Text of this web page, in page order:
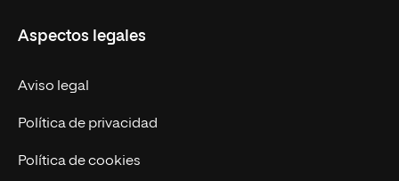
Trabaja en UNIR
Actualidad UNIR
Contáctanos
Aspectos legales
Aviso legal
Política de privacidad
Política de cookies